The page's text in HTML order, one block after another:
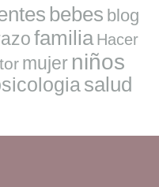
bebes blog
familia Hacer
mujer niños
salud